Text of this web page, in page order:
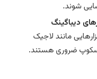
شوند.
دیباگینگ
مانند لاجیک
ضروری هستند.